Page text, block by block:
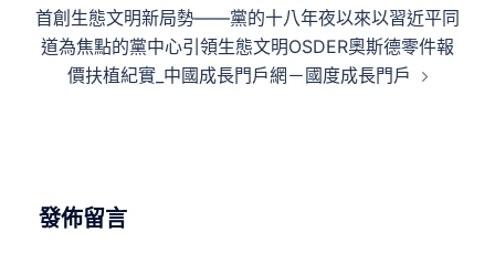
首創生態文明新局勢——黨的十八年夜以來以習近平同
道為焦點的黨中心引領生態文明OSDER奧斯德零件報
價扶植紀實_中國成長門戶網－國度成長門戶
發佈留言